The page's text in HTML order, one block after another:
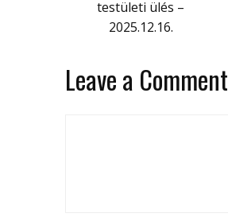
testületi ülés –
2025.12.16.
Leave a Comment